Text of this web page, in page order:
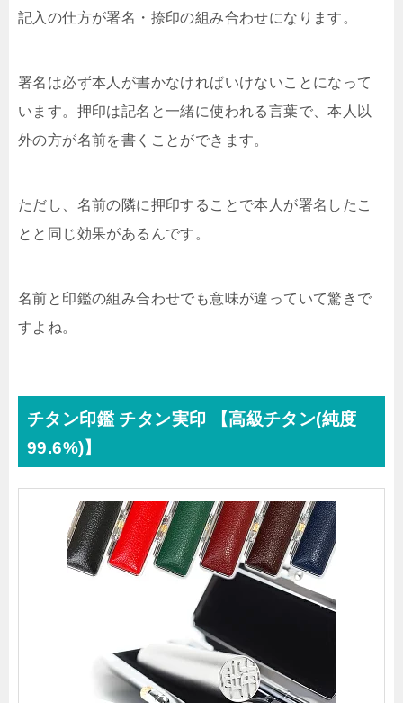
記入の仕方が署名・捺印の組み合わせになります。
署名は必ず本人が書かなければいけないことになって
います。押印は記名と一緒に使われる言葉で、本人以
外の方が名前を書くことができます。
ただし、名前の隣に押印することで本人が署名したこ
とと同じ効果があるんです。
名前と印鑑の組み合わせでも意味が違っていて驚きで
すよね。
チタン印鑑 チタン実印 【高級チタン(純度
99.6%)】